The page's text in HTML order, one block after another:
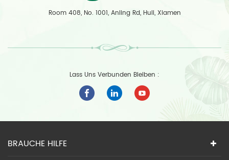
Room 408, No. 1001, Anling Rd, Huli, Xiamen
Lass Uns Verbunden Bleiben :
BRAUCHE HILFE